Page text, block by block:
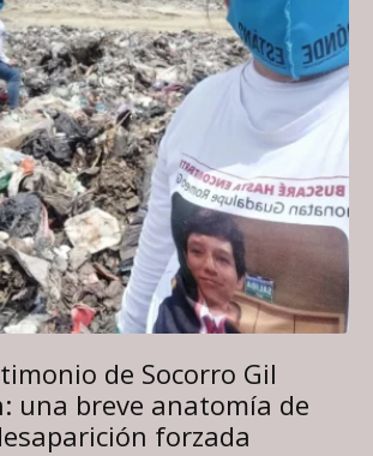
de Socorro Gil
una breve anatomía de
forzada